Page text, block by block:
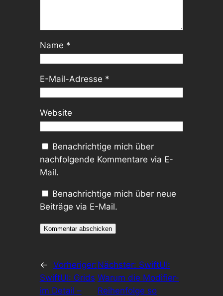
Name *
E-Mail-Adresse *
Website
Benachrichtige mich über
nachfolgende Kommentare via E-
Mail.
Benachrichtige mich über neue
Beiträge via E-Mail.
←
Vorheriger:
SwiftUI: Grids
im Detail –
Nächster: SwiftUI:
Warum die Modifier-
Reihenfolge so